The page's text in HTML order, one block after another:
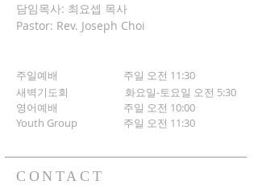
CONTACT
담임목사: 최요셉 목사
Pastor: Rev. Joseph Choi
주일예배 주일 오전 11:30
새벽기도회
화요일-토요일 오전 5:30
영어예배 주일 오전 10:00
​Youth Group
주일 오전 11:30